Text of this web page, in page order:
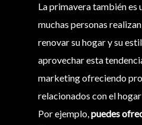
La primavera también es
muchas personas
renovar su hogar y su
aprovechar esta
marketing ofreciendo
relacionados con el
Por ejemplo,puedes